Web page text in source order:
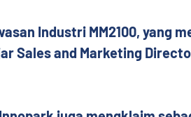
Industri MM2100, yang
Sales and Marketing